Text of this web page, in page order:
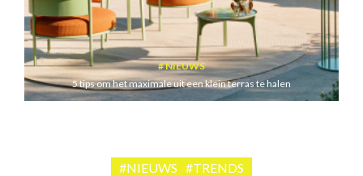
NIEUWS
5 tips om het maximale uit een klein terras te halen
#NIEUWS #TRENDS